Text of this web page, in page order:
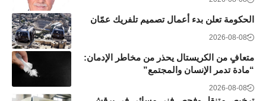
الحكومة تعلن بدء أعمال تصميم تلفريك عمّان
2026-08-08
متعافٍ من الكريستال يحذر من مخاطر الإدمان:
“مادة تدمر الإنسان والمجتمع”
2026-08-08